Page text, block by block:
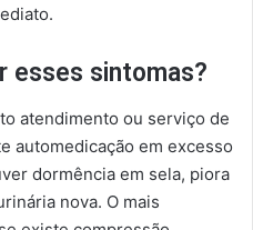
esses sintomas?
atendimento ou serviço de
automedicação em excesso
dormência em sela, piora
nova. O mais